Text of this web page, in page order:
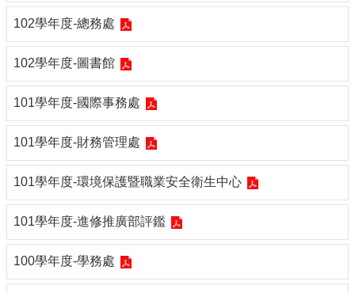
102學年度-總務處
102學年度-圖書館
101學年度-國際事務處
101學年度-財務管理處
101學年度-環境保護暨職業安全衛生中心
101學年度-進修推廣部評鑑
100學年度-學務處